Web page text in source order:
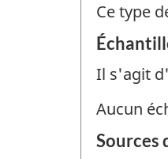
Ce type
Il s'agit
Aucun
Sources